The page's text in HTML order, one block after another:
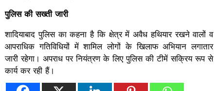
पुलिस की सख्ती जारी
शादियाबाद पुलिस का कहना है कि क्षेत्र में अवैध हथियार रखने वालों व
आपराधिक गतिविधियों में शामिल लोगों के खिलाफ अभियान लगातार
जारी रहेगा। अपराध पर नियंत्रण के लिए पुलिस की टीमें सक्रिय रूप से
कार्य कर रही हैं।